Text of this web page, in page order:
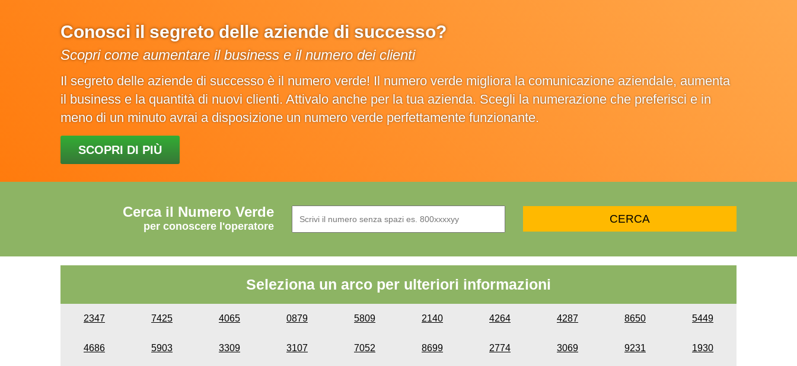
Conosci il segreto delle aziende di successo?
Scopri come aumentare il business e il numero dei clienti
Il segreto delle aziende di successo è il numero verde! Il numero verde migliora la comunicazione aziendale, aumenta
il business e la quantità di nuovi clienti. Attivalo anche per la tua azienda. Scegli la numerazione che preferisci e in
meno di un minuto avrai a disposizione un numero verde perfettamente funzionante.
SCOPRI DI PIÙ
Cerca il Numero Verde
per conoscere l'operatore
Seleziona un arco per ulteriori informazioni
2347 7425 4065 0879 5809 2140 4264 4287 8650 5449
4686 5903 3309 3107 7052 8699 2774 3069 9231 1930